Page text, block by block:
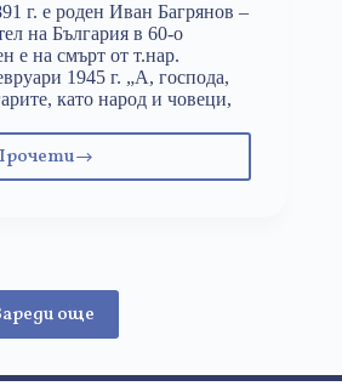
г. е роден Иван Багрянов –
на България в 60-о
е на смърт от т.нар.
1945 г. „А, господа,
като народ и човеци,
29
още